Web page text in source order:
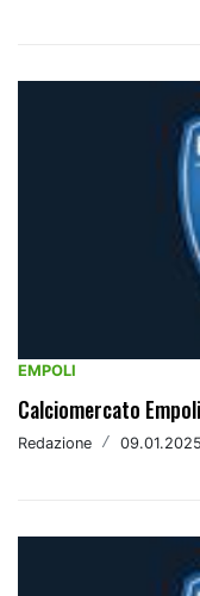
EMPOLI
Calciomercato
Redazione /